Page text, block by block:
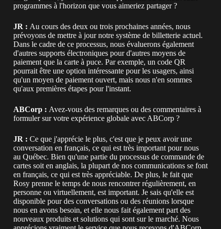
programmes à l'horizon que vous aimeriez partager ?
JR : Au cours des deux ou trois prochaines années, nous
prévoyons de mettre à jour notre système de billetterie actuel.
Dans le cadre de ce processus, nous évaluerons également
d'autres supports électroniques pour d'autres moyens de
paiement que la carte à puce. Par exemple, un code QR
pourrait être une option intéressante pour les usagers, ainsi
qu'un moyen de paiement ouvert, mais nous n'en sommes
qu'aux premières étapes pour l'instant.
ABCorp : Avez-vous des remarques ou des commentaires à
formuler sur votre expérience globale avec ABCorp ?
JR : Ce que j'apprécie le plus, c'est que je peux avoir une
conversation en français, ce qui est très important pour nous
au Québec. Bien qu'une partie du processus de commande de
cartes soit en anglais, la plupart de nos communications se font
en français, ce qui est très appréciable. De plus, le fait que
Rosy prenne le temps de nous rencontrer régulièrement, en
personne ou virtuellement, est important. Je sais qu'elle est
disponible pour des conversations ou des réunions lorsque
nous en avons besoin, et elle nous fait également part des
nouveaux produits et solutions qui sont sur le marché. Nous